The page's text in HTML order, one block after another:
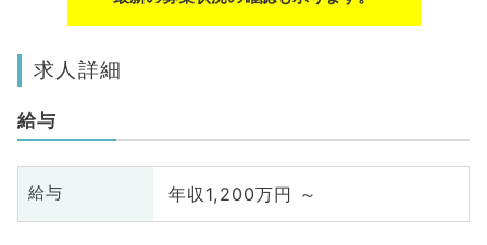
求人詳細
給与
給与 年収1,200万円 ～